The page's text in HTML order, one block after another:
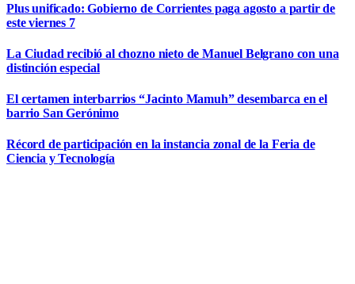
Plus unificado: Gobierno de Corrientes paga agosto a partir de
este viernes 7
La Ciudad recibió al chozno nieto de Manuel Belgrano con una
distinción especial
El certamen interbarrios “Jacinto Mamuh” desembarca en el
barrio San Gerónimo
Récord de participación en la instancia zonal de la Feria de
Ciencia y Tecnología